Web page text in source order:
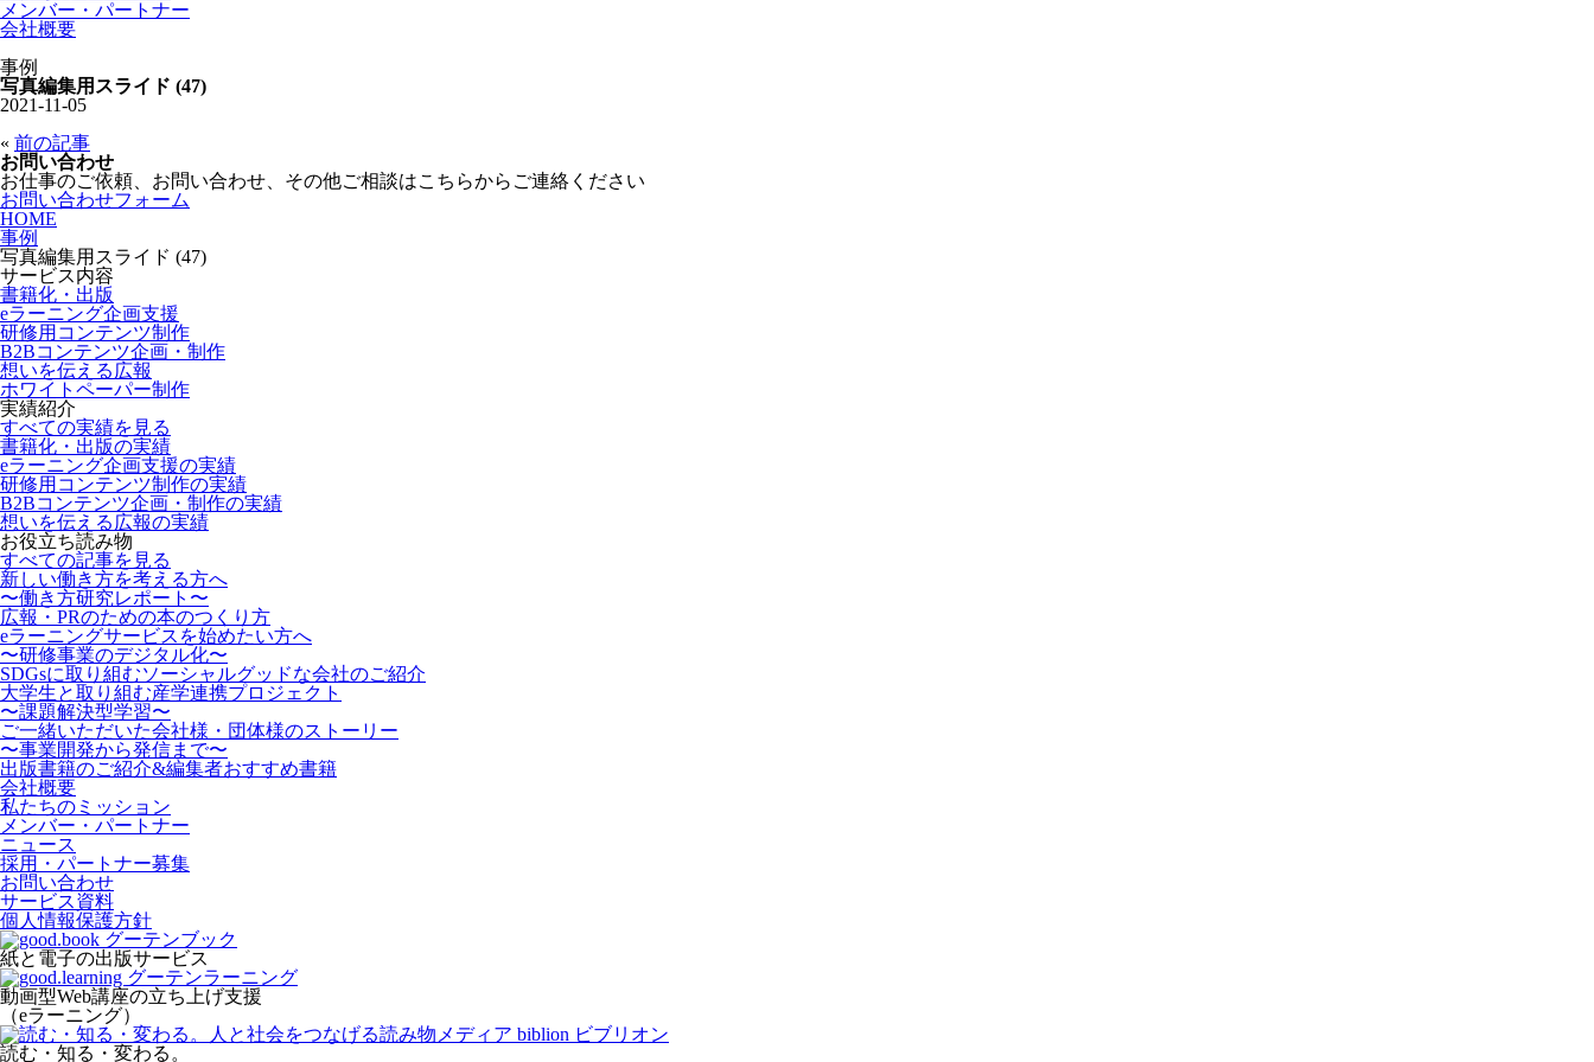
メンバー・パートナー
会社概要
事例
写真編集用スライド (47)
2021-11-05
« 前の記事
お問い合わせ
お仕事のご依頼、お問い合わせ、その他ご相談はこちらからご連絡ください
お問い合わせフォーム
HOME
事例
写真編集用スライド (47)
サービス内容
書籍化・出版
eラーニング企画支援
研修用コンテンツ制作
B2Bコンテンツ企画・制作
想いを伝える広報
ホワイトペーパー制作
実績紹介
すべての実績を見る
書籍化・出版の実績
eラーニング企画支援の実績
研修用コンテンツ制作の実績
B2Bコンテンツ企画・制作の実績
想いを伝える広報の実績
お役立ち読み物
すべての記事を見る
新しい働き方を考える方へ
〜働き方研究レポート〜
広報・PRのための本のつくり方
eラーニングサービスを始めたい方へ
〜研修事業のデジタル化〜
SDGsに取り組むソーシャルグッドな会社のご紹介
大学生と取り組む産学連携プロジェクト
〜課題解決型学習〜
ご一緒いただいた会社様・団体様のストーリー
〜事業開発から発信まで〜
出版書籍のご紹介&編集者おすすめ書籍
会社概要
私たちのミッション
メンバー・パートナー
ニュース
採用・パートナー募集
お問い合わせ
サービス資料
個人情報保護方針
紙と電子の出版サービス
動画型Web講座の立ち上げ支援
（eラーニング）
読む・知る・変わる。